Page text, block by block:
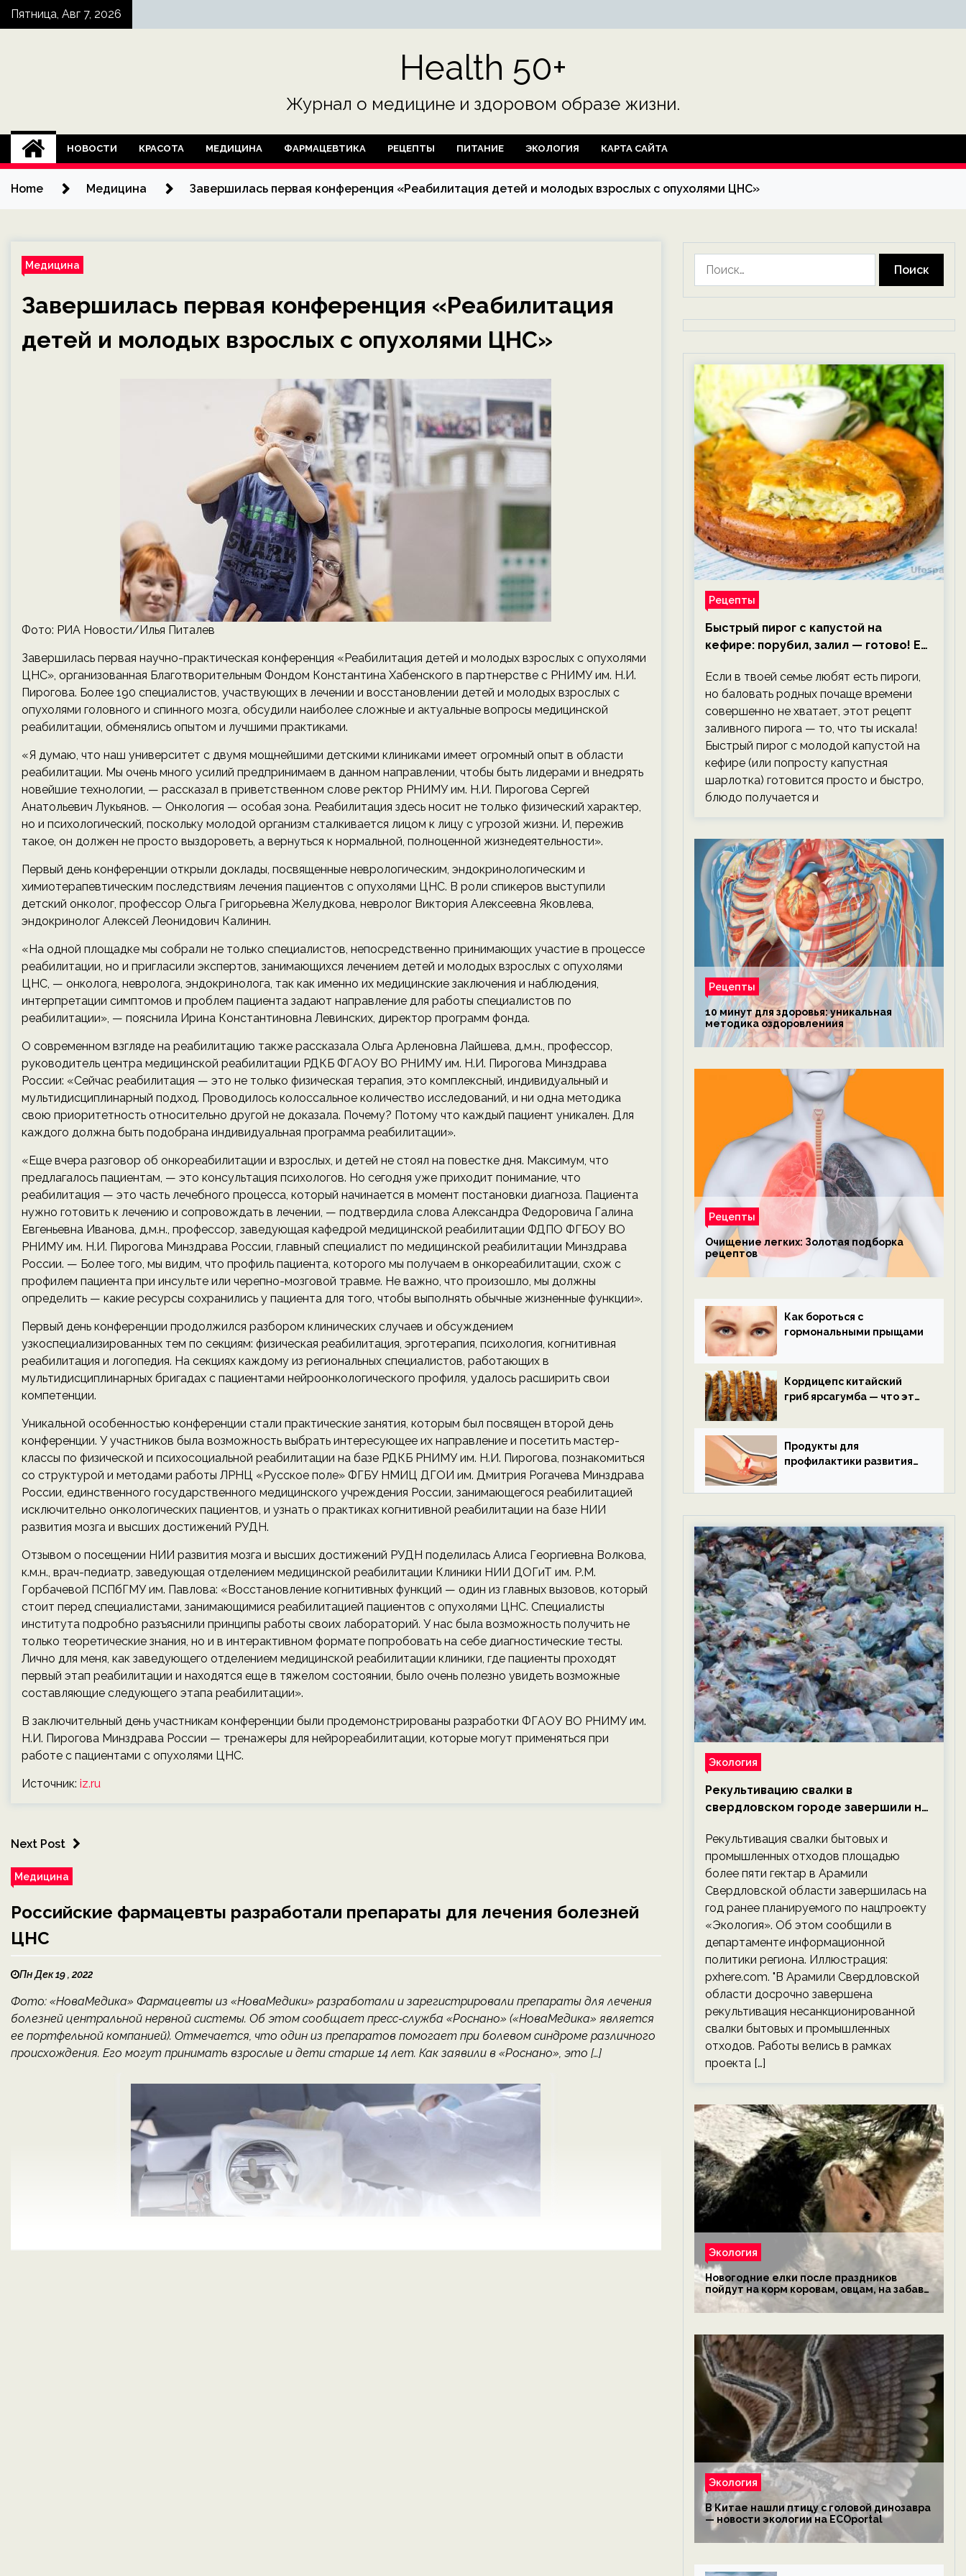
SkipПятница, Авг 7, 2026
Health 50+
Журнал о медицине и здоровом образе жизни.
НОВОСТИ КРАСОТА МЕДИЦИНА ФАРМАЦЕВТИКА РЕЦЕПТЫ ПИТАНИЕ ЭКОЛОГИЯ КАРТА САЙТА
Home Медицина Завершилась первая конференция «Реабилитация детей и молодых взрослых с опухолями ЦНС»
Медицина
Завершилась первая конференция «Реабилитация
детей и молодых взрослых с опухолями ЦНС»
Фото: РИА Новости/Илья Питалев
Завершилась первая научно-практическая конференция «Реабилитация детей и молодых взрослых с опухолями
ЦНС», организованная Благотворительным Фондом Константина Хабенского в партнерстве с РНИМУ им. Н.И.
Пирогова. Более 190 специалистов, участвующих в лечении и восстановлении детей и молодых взрослых с
опухолями головного и спинного мозга, обсудили наиболее сложные и актуальные вопросы медицинской
реабилитации, обменялись опытом и лучшими практиками.
«Я думаю, что наш университет с двумя мощнейшими детскими клиниками имеет огромный опыт в области
реабилитации. Мы очень много усилий предпринимаем в данном направлении, чтобы быть лидерами и внедрять
новейшие технологии, — рассказал в приветственном слове ректор РНИМУ им. Н.И. Пирогова Сергей
Анатольевич Лукьянов. — Онкология — особая зона. Реабилитация здесь носит не только физический характер,
но и психологический, поскольку молодой организм сталкивается лицом к лицу с угрозой жизни. И, пережив
такое, он должен не просто выздороветь, а вернуться к нормальной, полноценной жизнедеятельности».
Первый день конференции открыли доклады, посвященные неврологическим, эндокринологическим и
химиотерапевтическим последствиям лечения пациентов с опухолями ЦНС. В роли спикеров выступили
детский онколог, профессор Ольга Григорьевна Желудкова, невролог Виктория Алексеевна Яковлева,
эндокринолог Алексей Леонидович Калинин.
«На одной площадке мы собрали не только специалистов, непосредственно принимающих участие в процессе
реабилитации, но и пригласили экспертов, занимающихся лечением детей и молодых взрослых с опухолями
ЦНС, — онколога, невролога, эндокринолога, так как именно их медицинские заключения и наблюдения,
интерпретации симптомов и проблем пациента задают направление для работы специалистов по
реабилитации», — пояснила Ирина Константиновна Левинских, директор программ фонда.
О современном взгляде на реабилитацию также рассказала Ольга Арленовна Лайшева, д.м.н., профессор,
руководитель центра медицинской реабилитации РДКБ ФГАОУ ВО РНИМУ им. Н.И. Пирогова Минздрава
России: «Сейчас реабилитация — это не только физическая терапия, это комплексный, индивидуальный и
мультидисциплинарный подход. Проводилось колоссальное количество исследований, и ни одна методика
свою приоритетность относительно другой не доказала. Почему? Потому что каждый пациент уникален. Для
каждого должна быть подобрана индивидуальная программа реабилитации».
«Еще вчера разговор об онкореабилитации и взрослых, и детей не стоял на повестке дня. Максимум, что
предлагалось пациентам, — это консультация психологов. Но сегодня уже приходит понимание, что
реабилитация — это часть лечебного процесса, который начинается в момент постановки диагноза. Пациента
нужно готовить к лечению и сопровождать в лечении, — подтвердила слова Александра Федоровича Галина
Евгеньевна Иванова, д.м.н., профессор, заведующая кафедрой медицинской реабилитации ФДПО ФГБОУ ВО
РНИМУ им. Н.И. Пирогова Минздрава России, главный специалист по медицинской реабилитации Минздрава
России. — Более того, мы видим, что профиль пациента, которого мы получаем в онкореабилитации, схож с
профилем пациента при инсульте или черепно-мозговой травме. Не важно, что произошло, мы должны
определить — какие ресурсы сохранились у пациента для того, чтобы выполнять обычные жизненные функции».
Первый день конференции продолжился разбором клинических случаев и обсуждением
узкоспециализированных тем по секциям: физическая реабилитация, эрготерапия, психология, когнитивная
реабилитация и логопедия. На секциях каждому из региональных специалистов, работающих в
мультидисциплинарных бригадах с пациентами нейроонкологического профиля, удалось расширить свои
компетенции.
Уникальной особенностью конференции стали практические занятия, которым был посвящен второй день
конференции. У участников была возможность выбрать интересующее их направление и посетить мастер-
классы по физической и психосоциальной реабилитации на базе РДКБ РНИМУ им. Н.И. Пирогова, познакомиться
со структурой и методами работы ЛРНЦ «Русское поле» ФГБУ НМИЦ ДГОИ им. Дмитрия Рогачева Минздрава
России, единственного государственного медицинского учреждения России, занимающегося реабилитацией
исключительно онкологических пациентов, и узнать о практиках когнитивной реабилитации на базе НИИ
развития мозга и высших достижений РУДН.
Отзывом о посещении НИИ развития мозга и высших достижений РУДН поделилась Алиса Георгиевна Волкова,
к.м.н., врач-педиатр, заведующая отделением медицинской реабилитации Клиники НИИ ДОГиТ им. Р.М.
Горбачевой ПСПбГМУ им. Павлова: «Восстановление когнитивных функций — один из главных вызовов, который
стоит перед специалистами, занимающимися реабилитацией пациентов с опухолями ЦНС. Специалисты
института подробно разъяснили принципы работы своих лабораторий. У нас была возможность получить не
только теоретические знания, но и в интерактивном формате попробовать на себе диагностические тесты.
Лично для меня, как заведующего отделением медицинской реабилитации клиники, где пациенты проходят
первый этап реабилитации и находятся еще в тяжелом состоянии, было очень полезно увидеть возможные
составляющие следующего этапа реабилитации».
В заключительный день участникам конференции были продемонстрированы разработки ФГАОУ ВО РНИМУ им.
Н.И. Пирогова Минздрава России — тренажеры для нейрореабилитации, которые могут применяться при
работе с пациентами с опухолями ЦНС.
Источник: iz.ru
Next Post
Медицина
Российские фармацевты разработали препараты для лечения болезней
ЦНС
Пн Дек 19 , 2022
Фото: «НоваМедика» Фармацевты из «НоваМедики» разработали и зарегистрировали препараты для лечения
болезней центральной нервной системы. Об этом сообщает пресс-служба «Роснано» («НоваМедика» является
ее портфельной компанией). Отмечается, что один из препаратов помогает при болевом синдроме различного
происхождения. Его могут принимать взрослые и дети старше 14 лет. Как заявили в «Роснано», это […]
Рецепты
Быстрый пирог с капустой на
кефире: порубил, залил — готово! Ем,
Если в твоей семье любят есть пироги,
но баловать родных почаще времени
совершенно не хватает, этот рецепт
заливного пирога — то, что ты искала!
Быстрый пирог с молодой капустой на
кефире (или попросту капустная
шарлотка) готовится просто и быстро,
блюдо получается и
Рецепты
10 минут для здоровья: уникальная
методика оздоровлениия
Рецепты
Очищение легких: Золотая подборка
рецептов
Как бороться с
гормональными прыщами
Кордицепс китайский
гриб ярсагумба — что это
Продукты для
профилактики развития
Экология
Рекультивацию свалки в
свердловском городе завершили на
новости экологии на ECOportal
Рекультивация свалки бытовых и
промышленных отходов площадью
более пяти гектар в Арамили
Свердловской области завершилась на
год ранее планируемого по нацпроекту
«Экология». Об этом сообщили в
департаменте информационной
политики региона. Иллюстрация:
pxhere.com. "В Арамили Свердловской
области досрочно завершена
рекультивация несанкционированной
свалки бытовых и промышленных
отходов. Работы велись в рамках
проекта […]
Экология
Новогодние елки после праздников
пойдут на корм коровам, овцам, на забаву
обезьянам, львам и леопардам — новости
экологии на ECOportal
Экология
В Китае нашли птицу с головой динозавра
— новости экологии на ECOportal